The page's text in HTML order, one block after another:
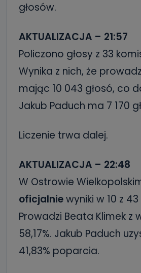
głosów.
AKTUALIZACJA – 21:57
Policzono głosy z 33
Wynika z nich, że
mając 10 043 głosó, co
Jakub Paduch ma 7 170
Liczenie trwa dalej.
AKTUALIZACJA – 22:48
W Ostrowie
oficjalniewyniki w 10 z
Prowadzi Beata Klimek z
58,17%. Jakub Paduch
41,83% poparcia.